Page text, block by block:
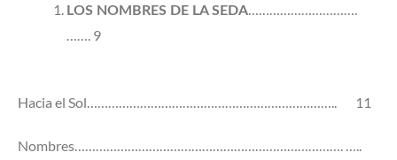
LOS NOMBRES DE LA SEDA………………………….
……. 9
Hacia el Sol…………………………………………………………….. 11
Nombres…………………………………………………………………. …..